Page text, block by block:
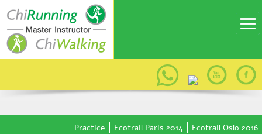
Ecotrail Oslo 2016
Ecotrail Paris 2014
Practice